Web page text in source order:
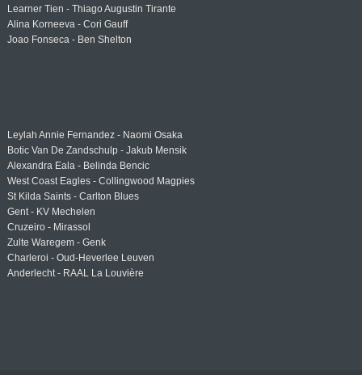
Learner Tien - Thiago Augustin Tirante
Alina Korneeva - Cori Gauff
Joao Fonseca - Ben Shelton
Leylah Annie Fernandez - Naomi Osaka
Botic Van De Zandschulp - Jakub Mensik
Alexandra Eala - Belinda Bencic
West Coast Eagles - Collingwood Magpies
St Kilda Saints - Carlton Blues
Gent - KV Mechelen
Cruzeiro - Mirassol
Zulte Waregem - Genk
Charleroi - Oud-Heverlee Leuven
Anderlecht - RAAL La Louvière